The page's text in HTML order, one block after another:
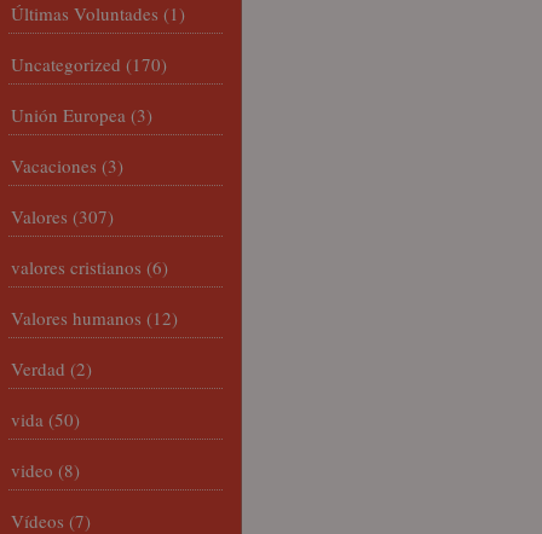
Últimas Voluntades (1)
Uncategorized (170)
Unión Europea (3)
Vacaciones (3)
Valores (307)
valores cristianos (6)
Valores humanos (12)
Verdad (2)
vida (50)
video (8)
Vídeos (7)